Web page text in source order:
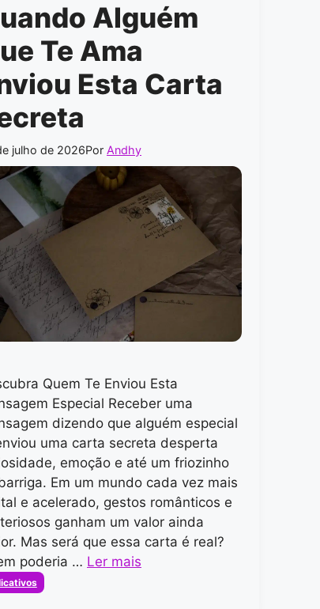
Alguém
Te Ama
Esta Carta
julho de 2026Por Andhy
Quem Te Enviou Esta
Especial Receber uma
dizendo que alguém especial
uma carta secreta desperta
emoção e até um friozinho
Em um mundo cada vez mais
e acelerado, gestos românticos e
ganham um valor ainda
Mas será que essa carta é real?
poderia … Ler mais